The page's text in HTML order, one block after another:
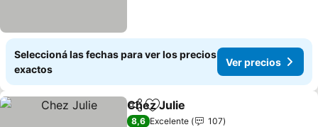
Seleccioná las fechas para ver los precios
exactos
Ver precios
CompartirAñadir a favoritos
Chez Julie
8,6 Excelente
107